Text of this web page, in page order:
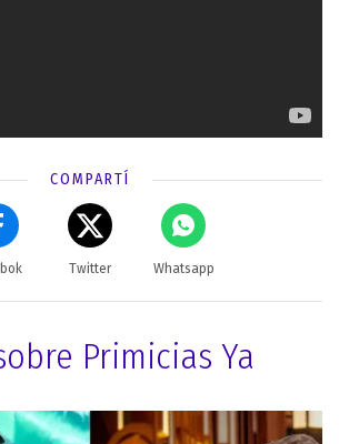
COMPARTÍ
Twitter Whatsapp
Primicias Ya